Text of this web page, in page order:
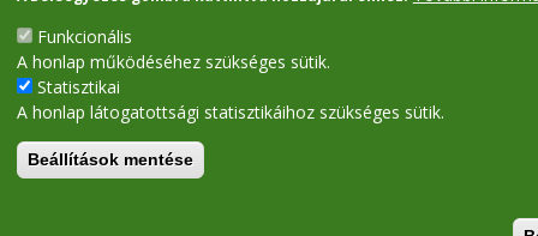
Funkcionális
A honlap működéséhez szükséges sütik.
Statisztikai
A honlap látogatottsági statisztikáihoz szükséges sütik.
Beállítások mentése